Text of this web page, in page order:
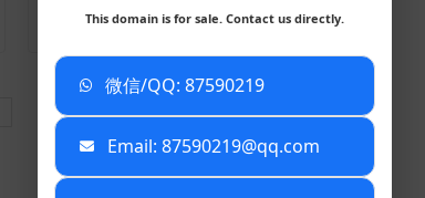
案例展示1
This domain is for sale. Contact us directly.
微信/QQ: 87590219
Email: 87590219@qq.com